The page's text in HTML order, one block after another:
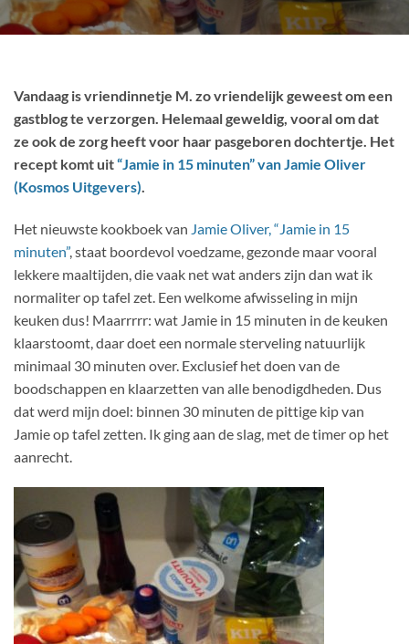
Vandaag is vriendinnetje M. zo vriendelijk geweest om een
gastblog te verzorgen. Helemaal geweldig, vooral om dat
ze ook de zorg heeft voor haar pasgeboren dochtertje. Het
recept komt uit“Jamie in 15 minuten” van Jamie Oliver
(Kosmos Uitgevers).
Het nieuwste kookboek van Jamie Oliver, “Jamie in 15
minuten”, staat boordevol voedzame, gezonde maar vooral
lekkere maaltijden, die vaak net wat anders zijn dan wat ik
normaliter op tafel zet. Een welkome afwisseling in mijn
keuken dus! Maarrrrr: wat Jamie in 15 minuten in de keuken
klaarstoomt, daar doet een normale sterveling natuurlijk
minimaal 30 minuten over. Exclusief het doen van de
boodschappen en klaarzetten van alle benodigdheden. Dus
dat werd mijn doel: binnen 30 minuten de pittige kip van
Jamie op tafel zetten. Ik ging aan de slag, met de timer op het
aanrecht.